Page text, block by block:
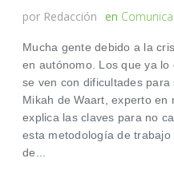
por Redacción en
Mucha gente debido a la
en autónomo. Los que ya
se ven con dificultades
Mikah de Waart, experto en
explica las claves para no
esta metodología de
de...